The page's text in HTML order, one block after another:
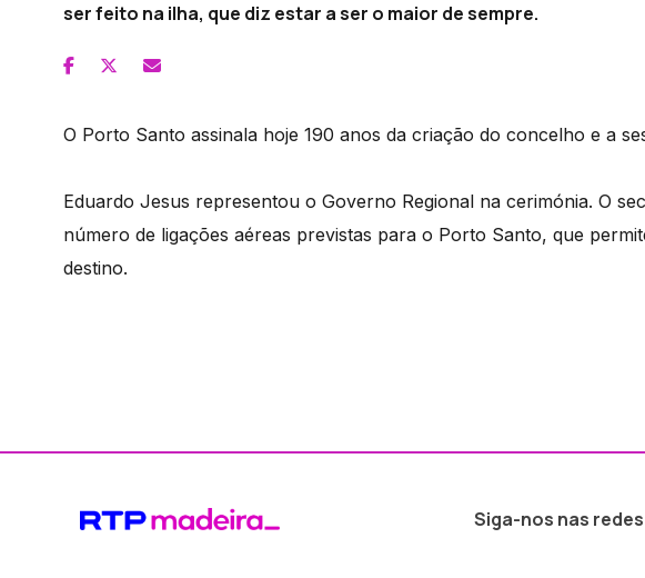
ser feito na ilha, que diz estar a ser o maior de sempre.
O Porto Santo assinala hoje 190 anos da criação do concelho e a
Eduardo Jesus representou o Governo Regional na cerimónia. O
número de ligações aéreas previstas para o Porto Santo, que
destino.
Siga-nos nas